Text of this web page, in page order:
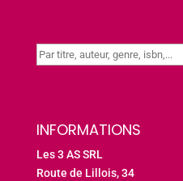
INFORMATIONS
Les 3 AS SRL
Route de Lillois, 34